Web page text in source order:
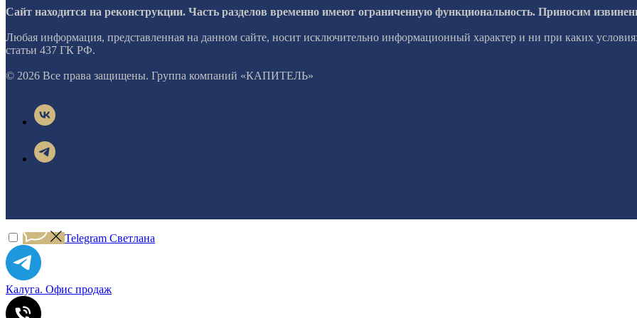
Сайт находится на реконструкции. Часть разделов временно имеют ограниченную функциональность. Приносим
Любая информация, представленная на данном сайте, носит исключительно информационный характер и ни при каких
статьи 437 ГК РФ.
© 2026 Все права защищены. Группа компаний «КАПИТЕЛЬ»
Telegram Светлана
Калуга. Офис продаж